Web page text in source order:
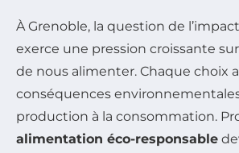
À Grenoble, la question de
exerce une pression croissante
de nous alimenter. Chaque choix
conséquences
production à la consommation.
alimentation éco-responsable